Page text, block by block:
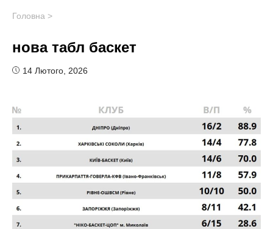
Головна >
нова табл баскет
14 Лютого, 2026